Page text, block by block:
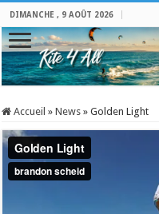
DIMANCHE , 9 AOÛT 2026
Accueil » News » Golden Light